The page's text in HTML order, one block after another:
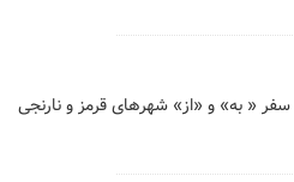
« به» و «از» شهرهای قرمز و نارنجی